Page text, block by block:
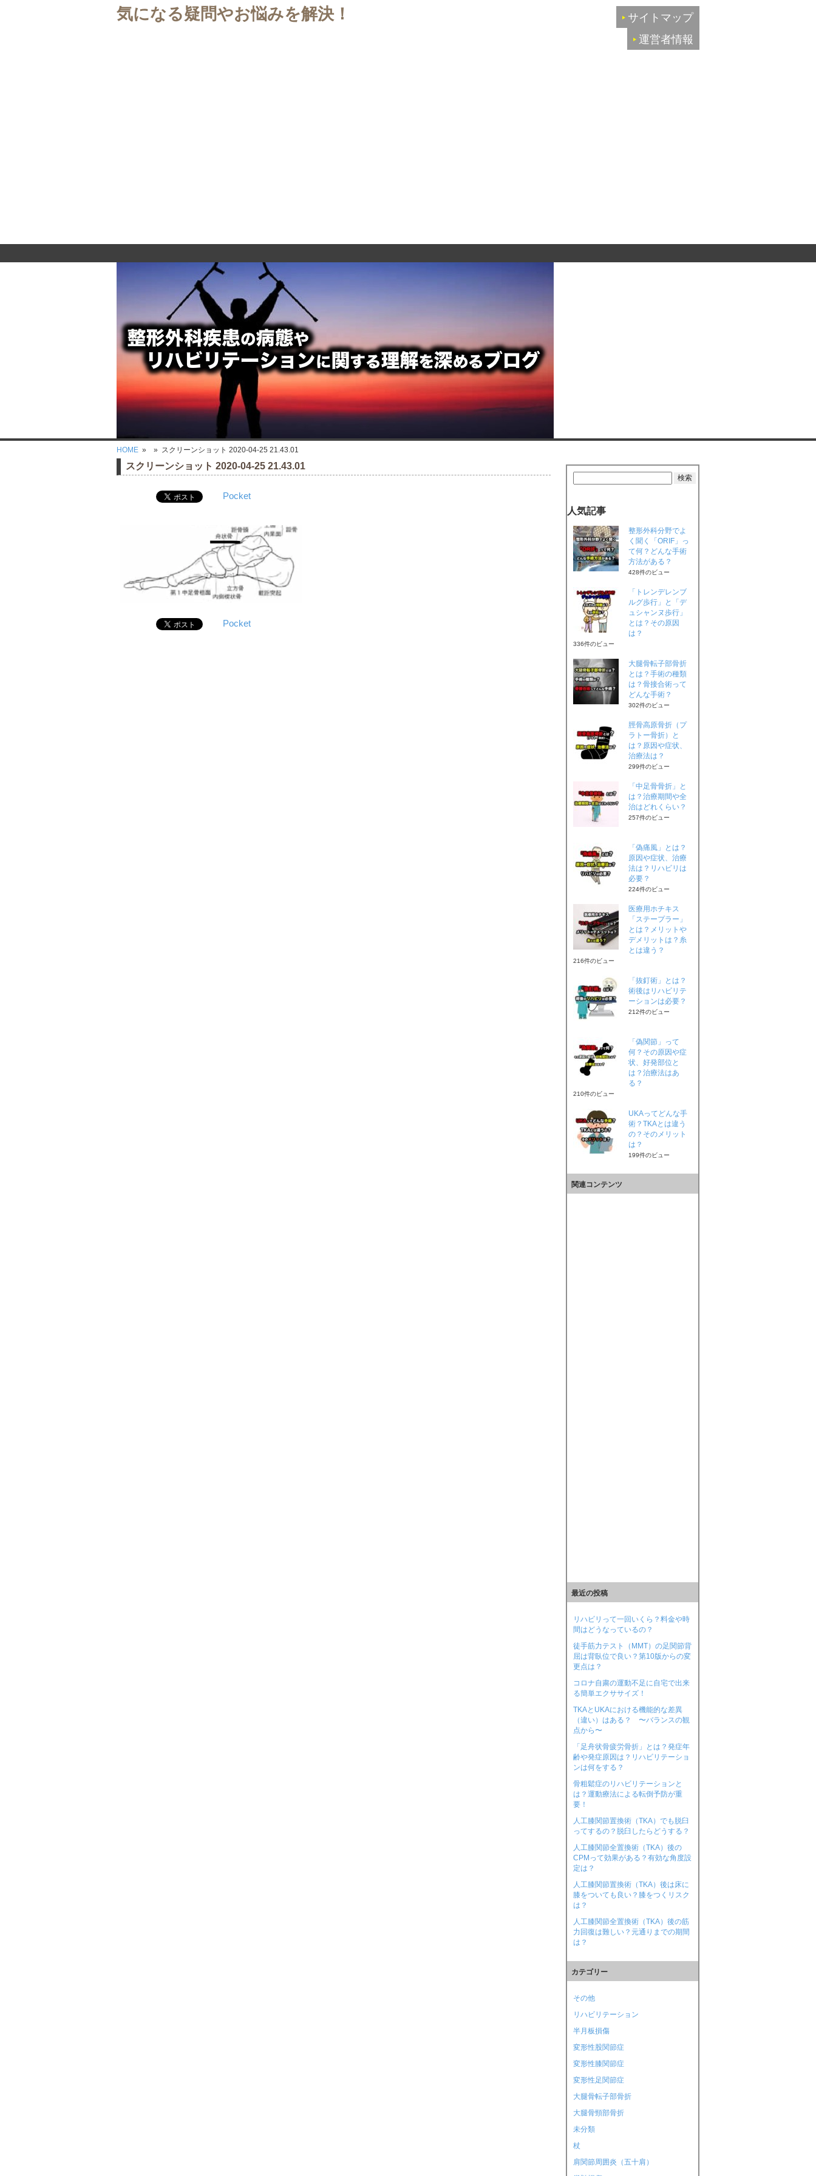
気になる疑問やお悩みを解決！
サイトマップ
運営者情報
HOME » » スクリーンショット 2020-04-25 21.43.01
スクリーンショット 2020-04-25 21.43.01
Pocket
Pocket
人気記事
整形外科分野でよ
く聞く「ORIF」っ
て何？どんな手術
方法がある？
428件のビュー
「トレンデレンブ
ルグ歩行」と「デ
ュシャンヌ歩行」
とは？その原因
は？
336件のビュー
大腿骨転子部骨折
とは？手術の種類
は？骨接合術って
どんな手術？
302件のビュー
脛骨高原骨折（プ
ラトー骨折）と
は？原因や症状、
治療法は？
299件のビュー
「中足骨骨折」と
は？治療期間や全
治はどれくらい？
257件のビュー
「偽痛風」とは？
原因や症状、治療
法は？リハビリは
必要？
224件のビュー
医療用ホチキス
「ステープラー」
とは？メリットや
デメリットは？糸
とは違う？
216件のビュー
「抜釘術」とは？
術後はリハビリテ
ーションは必要？
212件のビュー
「偽関節」って
何？その原因や症
状、好発部位と
は？治療法はあ
る？
210件のビュー
UKAってどんな手
術？TKAとは違う
の？そのメリット
は？
199件のビュー
関連コンテンツ
最近の投稿
リハビリって一回いくら？料金や時
間はどうなっているの？
徒手筋力テスト（MMT）の足関節背
屈は背臥位で良い？第10版からの変
更点は？
コロナ自粛の運動不足に自宅で出来
る簡単エクササイズ！
TKAとUKAにおける機能的な差異
（違い）はある？ 〜バランスの観
点から〜
「足舟状骨疲労骨折」とは？発症年
齢や発症原因は？リハビリテーショ
ンは何をする？
骨粗鬆症のリハビリテーションと
は？運動療法による転倒予防が重
要！
人工膝関節置換術（TKA）でも脱臼
ってするの？脱臼したらどうする？
人工膝関節全置換術（TKA）後の
CPMって効果がある？有効な角度設
定は？
人工膝関節置換術（TKA）後は床に
膝をついても良い？膝をつくリスク
は？
人工膝関節全置換術（TKA）後の筋
力回復は難しい？元通りまでの期間
は？
カテゴリー
その他
リハビリテーション
半月板損傷
変形性股関節症
変形性膝関節症
変形性足関節症
大腿骨転子部骨折
大腿骨頸部骨折
未分類
杖
肩関節周囲炎（五十肩）